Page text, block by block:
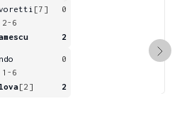
[7]
0
6
2
0
6
[2] 2